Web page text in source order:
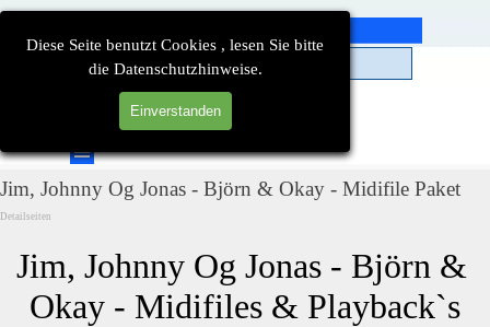
Diese Seite benutzt Cookies , lesen Sie bitte
die Datenschutzhinweise.
Einverstanden
Direkt zum Seiteninhalt
Menü überspringen
Jim, Johnny Og Jonas - Björn & Okay - Midifile Paket
Detailseiten
Jim, Johnny Og Jonas - Björn &
Okay - Midifiles & Playback`s